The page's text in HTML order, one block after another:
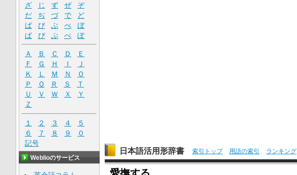
日本語活用形辞書 索引トップ 用語の索引 ランキング
ざ
じ ず ぜ
ぞ
だ
ぢ づ で
ど
ば
び ぶ べ
ぼ
ぱ
ぴ ぷ ぺ ぽ
Ａ Ｂ Ｃ Ｄ
Ｅ
Ｆ
Ｇ Ｈ Ｉ
Ｊ
Ｋ
Ｌ Ｍ Ｎ
Ｏ
Ｐ
Ｑ Ｒ Ｓ
Ｔ
Ｕ
Ｖ Ｗ Ｘ
Ｙ
Ｚ
１ ２ ３ ４
５
６
７ ８ ９
０
記号
Weblioのサービス